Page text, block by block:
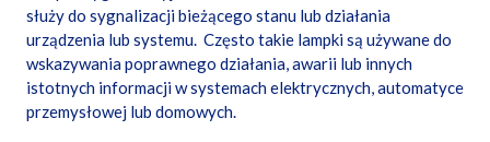
służy do sygnalizacji bieżącego stanu lub działania
urządzenia lub systemu. Często takie lampki są używane do
wskazywania poprawnego działania, awarii lub innych
istotnych informacji w systemach elektrycznych, automatyce
przemysłowej lub domowych.